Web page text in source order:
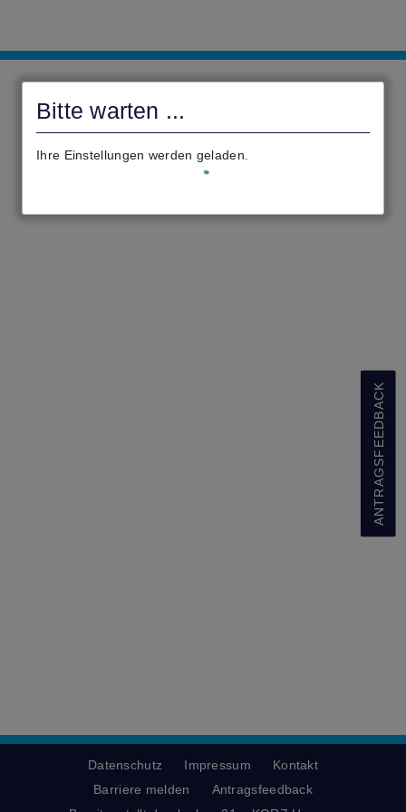
Bitte warten ...
Ihre Einstellungen werden geladen.
ANTRAGSFEEDBACK
Datenschutz Impressum
Kontakt
Barriere melden
Antragsfeedback